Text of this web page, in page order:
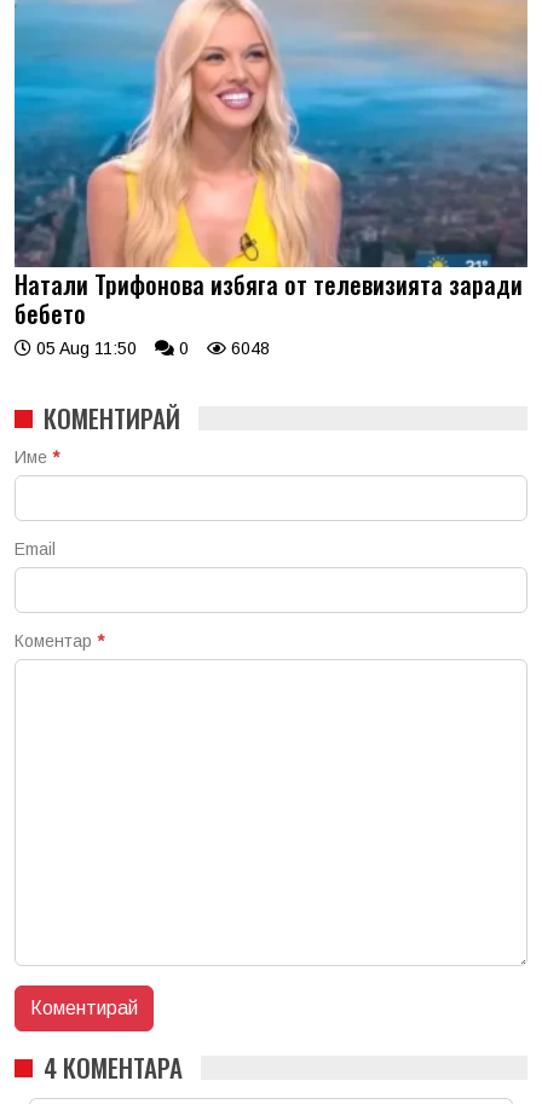
Натали Трифонова избяга от телевизията заради
бебето
05 Aug 11:50 0 6048
КОМЕНТИРАЙ
Име *
Email
Коментар *
4 КОМЕНТАРА